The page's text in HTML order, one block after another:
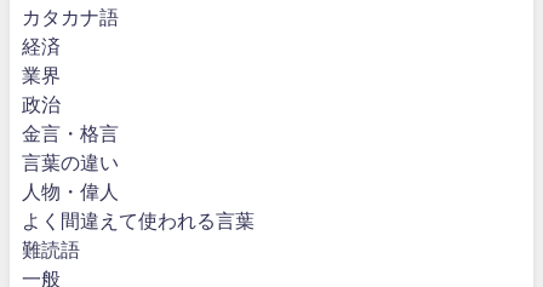
カタカナ語
経済
業界
政治
金言・格言
言葉の違い
人物・偉人
よく間違えて使われる言葉
難読語
一般